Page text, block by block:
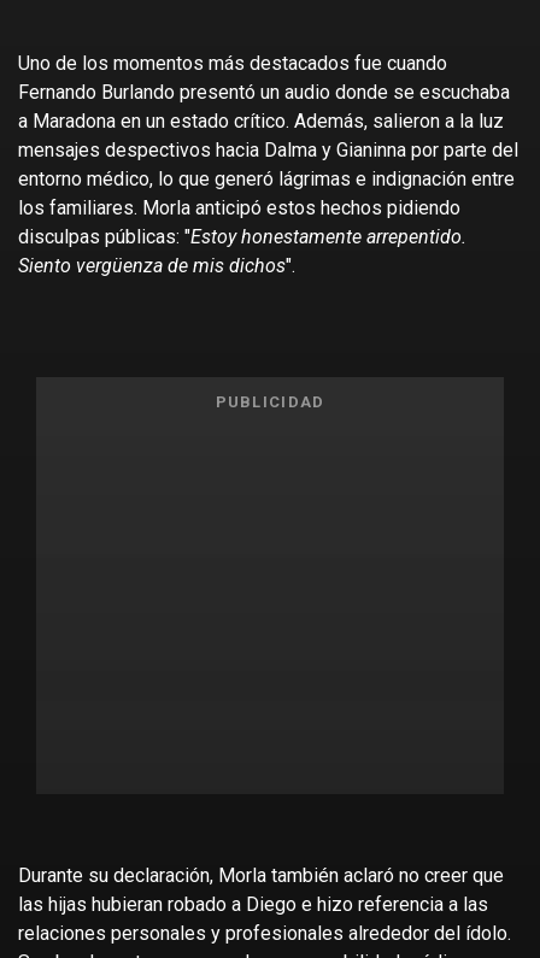
Uno de los momentos más destacados fue cuando
Fernando Burlando presentó un audio donde se escuchaba
a Maradona en un estado crítico. Además, salieron a la luz
mensajes despectivos hacia Dalma y Gianinna por parte del
entorno médico, lo que generó lágrimas e indignación entre
los familiares. Morla anticipó estos hechos pidiendo
disculpas públicas: "Estoy honestamente arrepentido.
Siento vergüenza de mis dichos".
PUBLICIDAD
Durante su declaración, Morla también aclaró no creer que
las hijas hubieran robado a Diego e hizo referencia a las
relaciones personales y profesionales alrededor del ídolo.